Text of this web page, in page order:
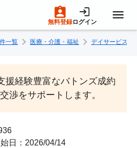
無料登録ログイン
一覧 医療・介護・福祉 デイサービス・
援経験豊富なバトンズ成約
渉をサポートします。
日：2026/04/14